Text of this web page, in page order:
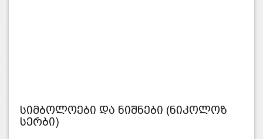
სიმბოლოები და ნიშნები (ნიკოლოზ
სერბი)